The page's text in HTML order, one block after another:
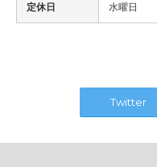
定休日 水曜日
Twitter